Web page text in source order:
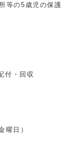
等の5歳児の保護
付・回収
曜日）